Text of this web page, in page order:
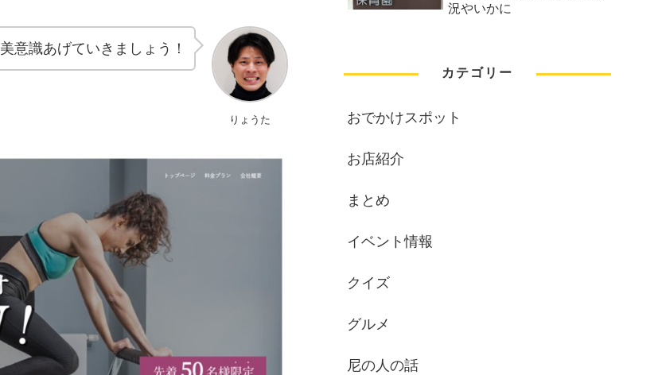
りょうた
美意識あげていきましょう！
況やいかに
カテゴリー
おでかけスポット
お店紹介
まとめ
イベント情報
クイズ
グルメ
尼の人の話